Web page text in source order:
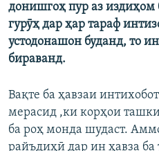
донишгоҳ пур аз издиҳом
гурӯҳ дар ҳар тараф
устодонашон буданд, то
бираванд.
Вақте ба ҳавзаи
мерасид ,ки корҳои
ба роҳ монда шудаст.
райъдиҳӣ дар ин ҳавза ба